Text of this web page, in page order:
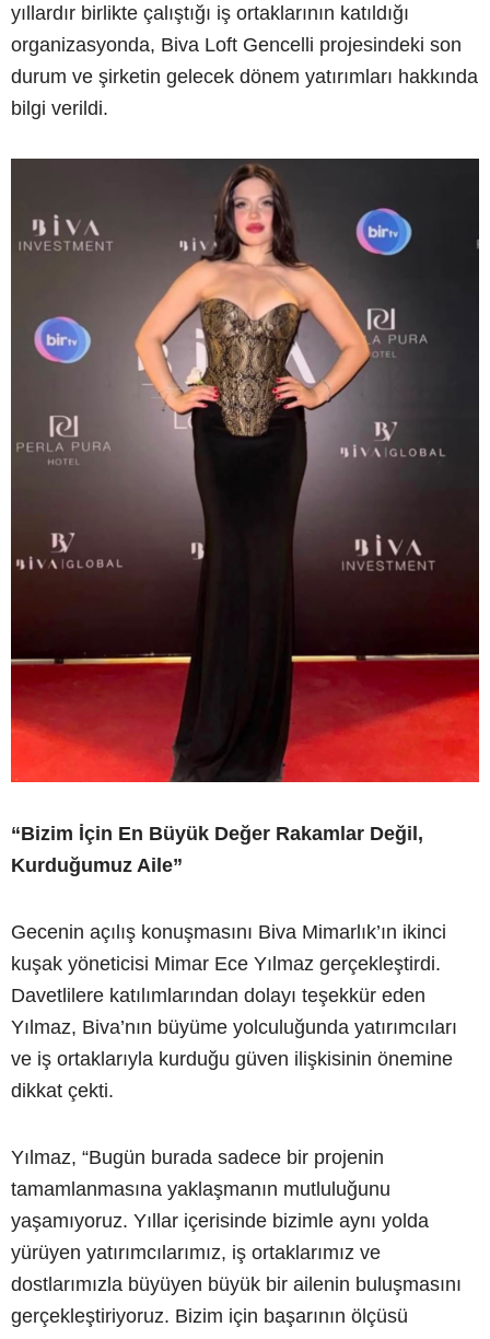
yıllardır birlikte çalıştığı iş ortaklarının katıldığı
organizasyonda, Biva Loft Gencelli projesindeki son
durum ve şirketin gelecek dönem yatırımları hakkında
bilgi verildi.
“Bizim İçin En Büyük Değer Rakamlar Değil,
Kurduğumuz Aile”
Gecenin açılış konuşmasını Biva Mimarlık’ın ikinci
kuşak yöneticisi Mimar Ece Yılmaz gerçekleştirdi.
Davetlilere katılımlarından dolayı teşekkür eden
Yılmaz, Biva’nın büyüme yolculuğunda yatırımcıları
ve iş ortaklarıyla kurduğu güven ilişkisinin önemine
dikkat çekti.
Yılmaz, “Bugün burada sadece bir projenin
tamamlanmasına yaklaşmanın mutluluğunu
yaşamıyoruz. Yıllar içerisinde bizimle aynı yolda
yürüyen yatırımcılarımız, iş ortaklarımız ve
dostlarımızla büyüyen büyük bir ailenin buluşmasını
gerçekleştiriyoruz. Bizim için başarının ölçüsü